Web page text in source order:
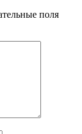
поля